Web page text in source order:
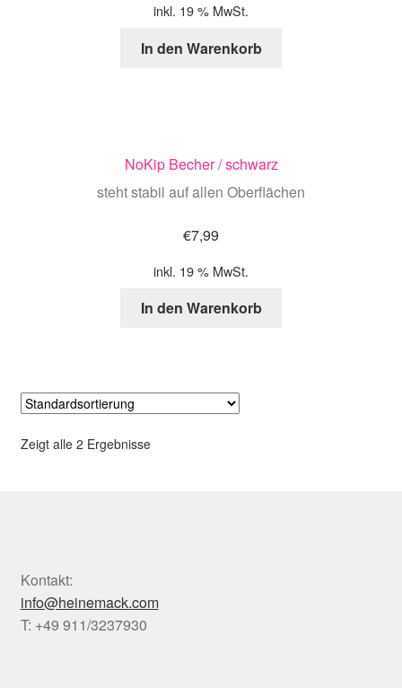
inkl. 19 % MwSt.
In den Warenkorb
NoKip Becher / schwarz
steht stabil auf allen Oberflächen
€7,99
inkl. 19 % MwSt.
In den Warenkorb
Zeigt alle 2 Ergebnisse
Kontakt:
info@heinemack.com
T: +49 911/3237930